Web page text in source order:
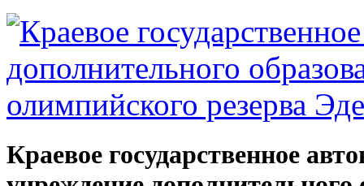
Краевое государственное